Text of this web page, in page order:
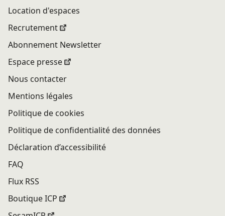
Location d'espaces
Recrutement
Abonnement Newsletter
Espace presse
Nous contacter
Mentions légales
Politique de cookies
Politique de confidentialité des données
Déclaration d’accessibilité
FAQ
Flux RSS
Boutique ICP